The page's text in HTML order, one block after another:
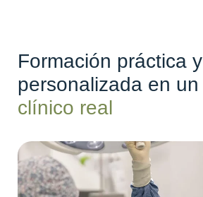
Formación práctica y
personalizada en un
clínico real